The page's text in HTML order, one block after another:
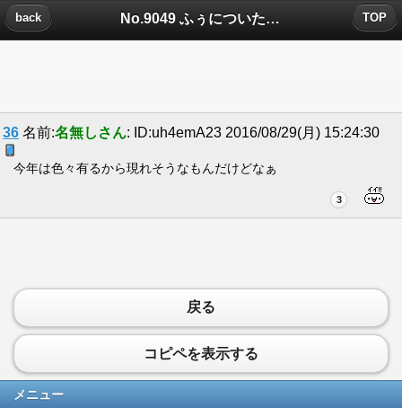
No.9049 ふぅについたコメント
back TOP
36 名前:名無しさん: ID:uh4emA23 2016/08/29(月) 15:24:30
今年は色々有るから現れそうなもんだけどなぁ
3
戻る
コピペを表示する
メニュー